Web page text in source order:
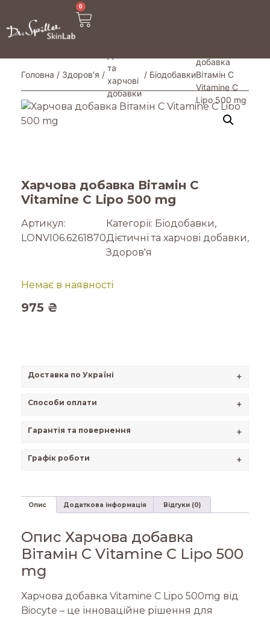
0
Головна / Здоров'я /
та
харчові
добавки
/ Біодобавки
добавка
Вітамін С
Vitamine C
Lipo 500 mg
Харчова добавка Вітамін С
Vitamine C Lipo 500 mg
975 ₴
Немає в наявності
Артикул:
LONVI06.6261870
Категорії: Біодобавки,
Дієтичні та харчові добавки,
Здоров'я
Доставка по Україні +
Способи оплати +
Гарантія та повернення +
Графік роботи +
Опис Додаткова інформація Відгуки (0)
Опис Харчова добавка
Вітамін С Vitamine C Lipo 500
mg
Харчова добавка Vitamine C Lipo 500mg від
Biocyte – це інноваційне рішення для